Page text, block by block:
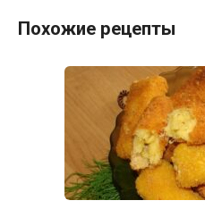
Похожие рецепты